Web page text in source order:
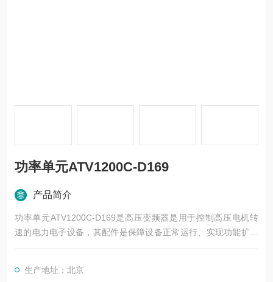
功率单元ATV1200C-D169
产品简介
功率单元ATV1200C-D169是高压变频器是用于控制高压电机转
速的电力电子设备，其配件是保障设备正常运行、实现功能扩展
及维护维修的重要组成部分。这些配件种类繁多，涵盖了功率变
生产地址：北京